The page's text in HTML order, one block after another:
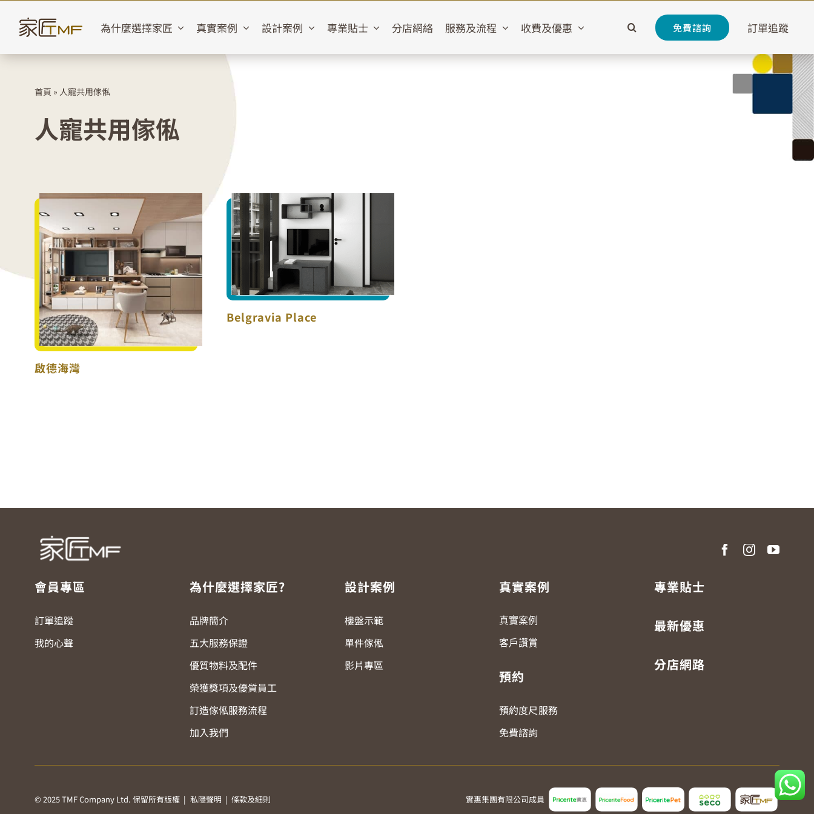
content
為什麼選擇家匠 真實案例 設計案例 專業貼士 分店網絡 服務及流程 收費及優惠 免費諮詢 訂單追蹤
首頁 » 人寵共用傢俬
人寵共用傢俬
啟德海灣
啟德海灣
Belgravia Place
Belgravia Place
會員專區
訂單追蹤
我的心聲
為什麼選擇家匠?
品牌簡介
五大服務保證
優質物料及配件
榮獲獎項及優質員工
訂造傢俬服務流程
加入我們
設計案例
樓盤示範
單件傢俬
影片專區
真實案例
真實案例
客戶讚賞
預約
預約度尺服務
免費諮詢
專業貼士
最新優惠
分店網路
© 2025 TMF Company Ltd. 保留所有版權 | 私隱聲明 | 條款及細則 實惠集團有限公司成員